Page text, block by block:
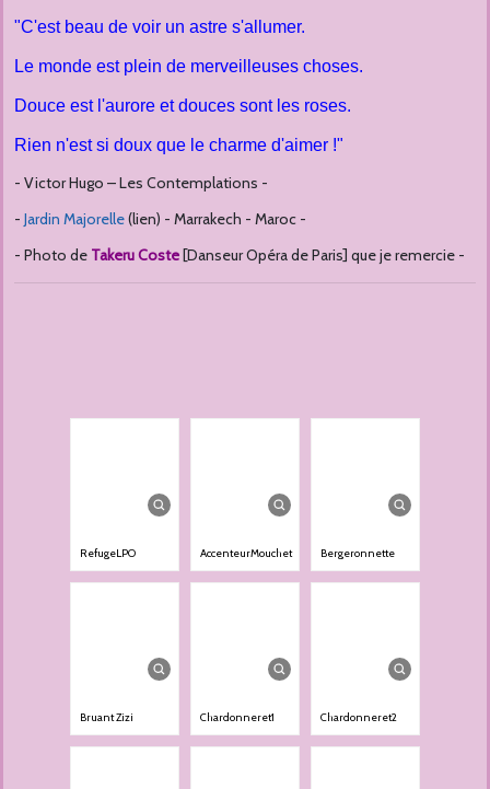
"C'est beau de voir un astre s'allumer.
Le monde est plein de merveilleuses choses.
Douce est l'aurore et douces sont les roses.
Rien n'est si doux que le charme d'aimer !"
- Victor Hugo – Les Contemplations -
- Jardin Majorelle(lien) - Marrakech - Maroc -
- Photo de Takeru Coste[Danseur Opéra de Paris] que je remercie -
RefugeLPO AccenteurMouchet Bergeronnette
Bruant Zizi Chardonneret1 Chardonneret2